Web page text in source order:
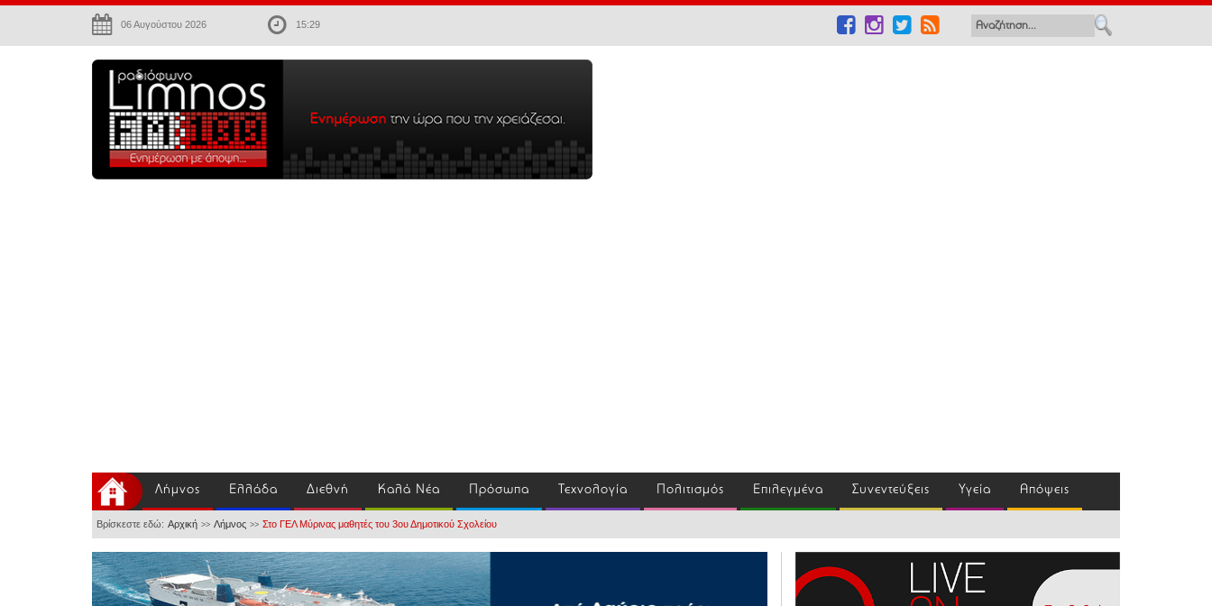
06 Αυγούστου 2026 15:29
Λήμνος Ελλάδα Διεθνή Καλά Νέα Πρόσωπα Τεχνολογία Πολιτισμός Επιλεγμένα Συνεντεύξεις Υγεία Απόψεις
Βρίσκεστε εδώ: Αρχική >> Λήμνος >> Στο ΓΕΛ Μύρινας μαθητές του 3ου Δημοτικού Σχολείου